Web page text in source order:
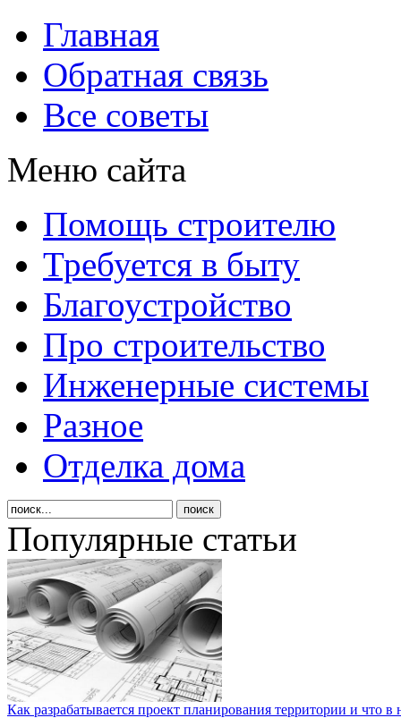
Главная
Обратная связь
Все советы
Меню сайта
Помощь строителю
Требуется в быту
Благоустройство
Про строительство
Инженерные системы
Разное
Отделка дома
Популярные статьи
Как разрабатывается проект планирования территории и что в